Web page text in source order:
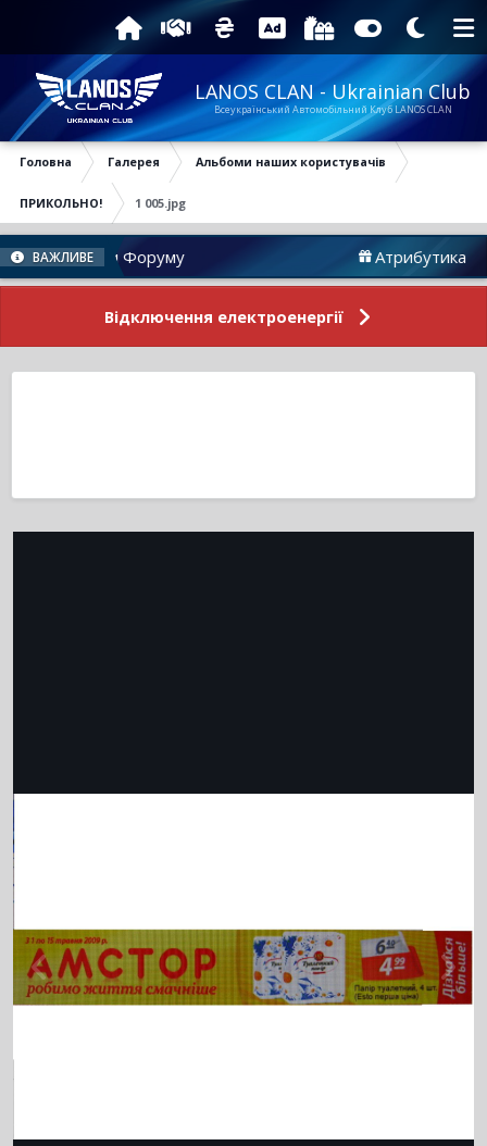
LANOS CLAN - Ukrainian Club
Всеукраїнський Автомобільний Клуб LANOS CLAN
Головна Галерея Альбоми наших користувачів
ПРИКОЛЬНО! 1 005.jpg
ВАЖЛИВЕ
Новини Форуму Атрибутика
Відключення електроенергії